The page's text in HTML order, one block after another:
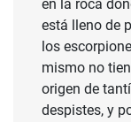
en la roca
está lleno de
los
mismo no
origen de
despistes, y